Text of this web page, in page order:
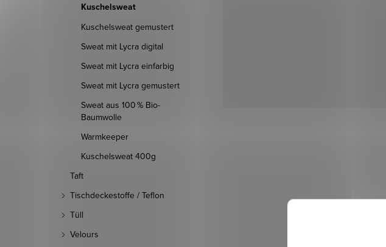
Kuschelsweat
Kuschelsweat gemustert
Sweat mit Lycra digital
Sweat mit Lycra einfarbig
Sweat mit Lycra gemustert
Sweat aus 100 % Bio-
Baumwolle
Warmkeeper
Kuschelsweat 400g
Taft
Tischdeckestoffe / Teflon
Tüll
Velours